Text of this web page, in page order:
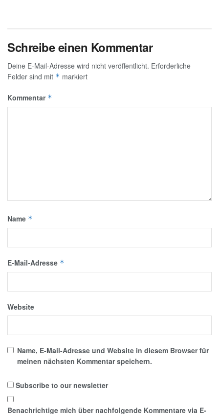
Schreibe einen Kommentar
Deine E-Mail-Adresse wird nicht veröffentlicht. Erforderliche
Felder sind mit * markiert
Kommentar *
Name *
E-Mail-Adresse *
Website
Name, E-Mail-Adresse und Website in diesem Browser für
meinen nächsten Kommentar speichern.
Subscribe to our newsletter
Benachrichtige mich über nachfolgende Kommentare via E-